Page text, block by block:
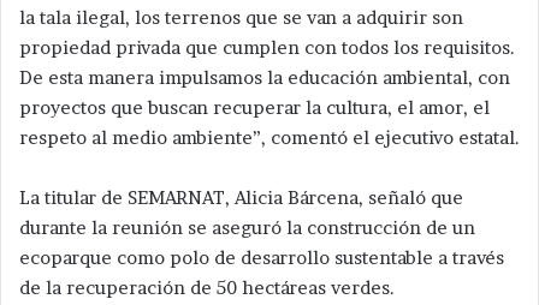
la tala ilegal, los terrenos que se van a adquirir son
propiedad privada que cumplen con todos los requisitos.
De esta manera impulsamos la educación ambiental, con
proyectos que buscan recuperar la cultura, el amor, el
respeto al medio ambiente”, comentó el ejecutivo estatal.
La titular de SEMARNAT, Alicia Bárcena, señaló que
durante la reunión se aseguró la construcción de un
ecoparque como polo de desarrollo sustentable a través
de la recuperación de 50 hectáreas verdes.